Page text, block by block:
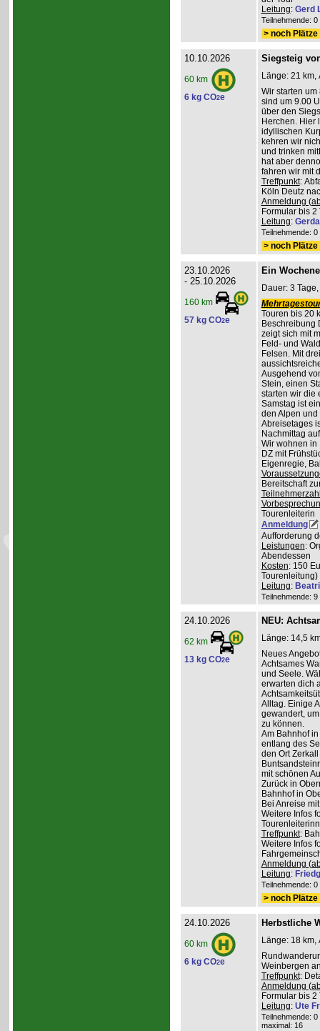
Leitung: Gerd
Teilnehmende:
> noch
10.10.2026
60 km
6 kg CO2e
Siegsteig
Länge: 21 km,
Wir starten
sind um 9.00
über den
Herchen. Hier
idyllischen
kehren wir
und trinken
hat aber
fahren wir mit
Treffpunkt:
Köln Deutz
Anmeldung
Formular bis 2
Leitung:
Teilnehmende:
> noch
23.10.2026
- 25.10.2026
160 km
57 kg CO2e
Ein
Dauer: 3
Touren bis 20
Beschreibung
zeigt sich mit
Feld- und
Felsen. Mit
Ausgehend
Stein, einen
starten wir die
Samstag ist
den Alpen
Abreisetages
Nachmittag
Wir wohnen in
DZ mit
Eigenregie,
Bereitschaft
Tourenleiterin
Anmeldung
Aufforderung
Leistungen:
Abendessen
Kosten: 150
Tourenleitung)
Leitung:
Teilnehmende:
24.10.2026
62 km
13 kg CO2e
NEU:
Länge: 14,5
Neues
Achtsames
und Seele.
erwarten dich
Alltag. Einige
gewandert,
zu können.
Am Bahnhof
entlang des
den Ort
mit schönen
Zurück in
Bahnhof in
Bei Anreise
Weitere Infos
Treffpunkt:
Weitere Infos
Anmeldung
Leitung:
Teilnehmende:
> noch
24.10.2026
60 km
6 kg CO2e
Herbstliche
Länge: 18 km,
Weinbergen
Treffpunkt:
Anmeldung
Formular bis 2
Leitung: Ute
Teilnehmende:
maximal: 16